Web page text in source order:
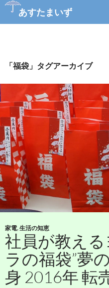
あすたまいず
ツ
ス
ッ
「福袋」タグアーカイブ
家電,生活の知恵
社員が教え
ラの福袋”夢
身 2016年 転